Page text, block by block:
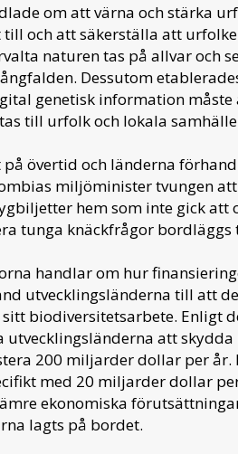
om att värna och stärka
och att säkerställa att
naturen tas på allvar och
Dessutom
genetisk information måste
till urfolk och lokala
övertid och länderna
miljöminister tvungen
hem som inte gick
tunga knäckfrågor bordläggs
handlar om hur
utvecklingsländerna till att
biodiversitetsarbete. Enligt
att
200 miljarder dollar per
med 20 miljarder dollar
ekonomiska
lagts på bordet.